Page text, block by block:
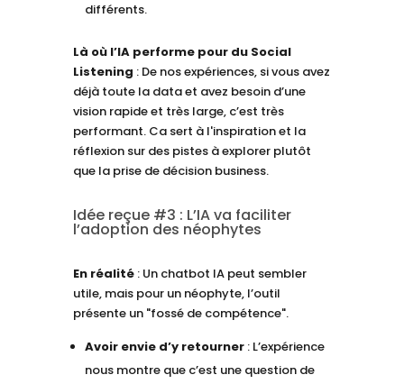
différents.
Là où l’IA performe pour du Social
Listening : De nos expériences, si vous avez
déjà toute la data et avez besoin d’une
vision rapide et très large, c’est très
performant. Ca sert à l'inspiration et la
réflexion sur des pistes à explorer plutôt
que la prise de décision business.
Idée reçue #3 : L’IA va faciliter
l’adoption des néophytes
En réalité: Un chatbot IA peut sembler
utile, mais pour un néophyte, l’outil
présente un "fossé de compétence".
Avoir envie d’y retourner : L’expérience
nous montre que c’est une question de